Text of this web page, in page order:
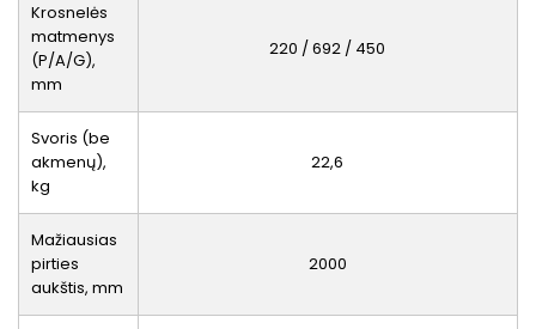
Krosnelės
matmenys
(P/A/G),
mm
220 / 692 / 450
Svoris (be
akmenų),
kg
22,6
Mažiausias
pirties
aukštis, mm
2000